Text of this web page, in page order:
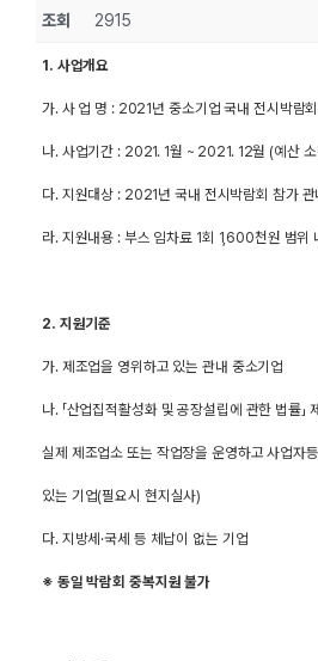
조회 2915
1. 사업개요
가. 사 업 명 : 2021년 중소기업 국내 전시박람
나. 사업기간 : 2021. 1월 ~ 2021. 12월 (예산
다. 지원대상 : 2021년 국내 전시박람회 참가 관
라. 지원내용 : 부스 임차료 1회 1,600천원 범위
2. 지원기준
가. 제조업을 영위하고 있는 관내 중소기업
나. 「산업집적활성화 및 공장설립에 관한 법률
실제 제조업소 또는 작업장을 운영하고 사업자
있는 기업(필요시 현지실사)
다. 지방세·국세 등 체납이 없는 기업
※ 동일 박람회 중복지원 불가